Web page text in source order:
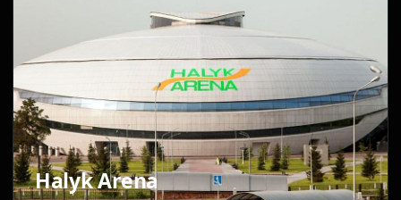
Halyk Arena